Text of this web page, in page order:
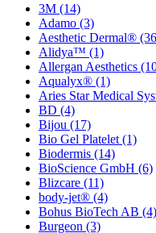
3M (14)
Adamo (3)
Aesthetic Dermal®
Alidya™ (1)
Allergan Aesthetics
Aqualyx® (1)
Aries Star Medical
BD (4)
Bijou (17)
Bio Gel Platelet (1)
Biodermis (14)
BioScience GmbH (6)
Blizcare (11)
body-jet® (4)
Bohus BioTech AB (4)
Burgeon (3)